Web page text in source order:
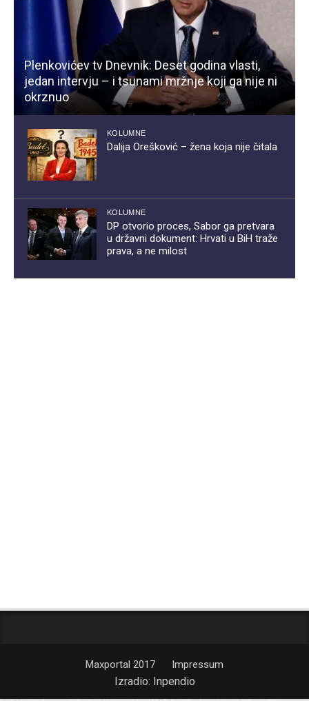
Plenkovićev tv Dnevnik: Deset godina vlasti,
jedan intervju – i tsunami mržnje koji ga nije ni
okrznuo
KOLUMNE
Dalija Orešković – žena koja nije čitala
KOLUMNE
DP otvorio proces, Sabor ga pretvara
u državni dokument: Hrvati u BiH traže
prava, a ne milost
Maxportal 2017 Impressum
Izradio: Inpendio